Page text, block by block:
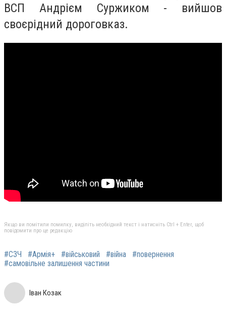
ВСП Андрієм Суржиком - вийшов
своєрідний дороговказ.
Якщо ви помітили помилку, виділіть необхідний текст і натисніть Ctrl + Enter, щоб
повідомити про це редакцію
#СЗЧ #Армія+ #військовий #війна
#повернення
#самовільне залишення частини
Іван Козак